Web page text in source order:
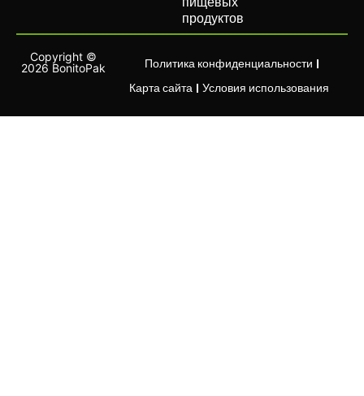
продуктов
Copyright ©
2026 BonitoPak
Политика конфиденциальности
Карта сайта
Условия использования